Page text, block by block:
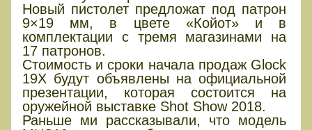
Новый пистолет предложат под патрон
9×19 мм, в цвете «Койот» и в
комплектации с тремя магазинами на
17 патронов.
Стоимость и сроки начала продаж Glock
19X будут объявлены на официальной
презентации, которая состоится на
оружейной выставке Shot Show 2018.
Раньше ми рассказывали, что модель